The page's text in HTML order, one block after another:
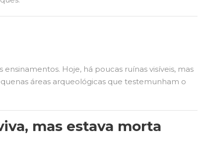
Hoje, há poucas ruínas visíveis, mas
áreas arqueológicas que testemunham o
mas estava morta